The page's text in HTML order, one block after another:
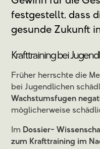
festgestellt, dass
gesunde Zukunft
Krafttraining bei
Früher herrschte die
bei Jugendlichen
Wachstumsfugen
möglicherweise
Im Dossier-
zum Krafttraining im